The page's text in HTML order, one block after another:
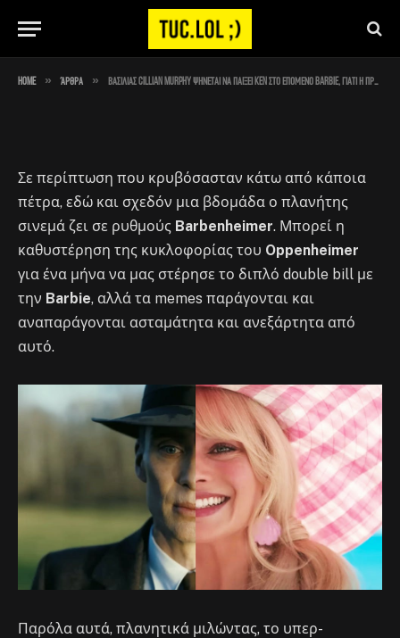
Home » Άρθρα » Βασιλιάς Cillian Murphy ψήνεται να παίξει Ken στο επόμενο Barbie, γιατί η πραγματικότητα είναι ένα meme πλέον
meme πλέον
Σε περίπτωση που κρυβόσασταν κάτω από κάποια
πέτρα, εδώ και σχεδόν μια βδομάδα ο πλανήτης
σινεμά ζει σε ρυθμούς Barbenheimer. Μπορεί η
καθυστέρηση της κυκλοφορίας του Oppenheimer
για ένα μήνα να μας στέρησε το διπλό double bill με
την Barbie, αλλά τα memes παράγονται και
αναπαράγονται ασταμάτητα και ανεξάρτητα από
αυτό.
Παρόλα αυτά, πλανητικά μιλώντας, το υπερ-